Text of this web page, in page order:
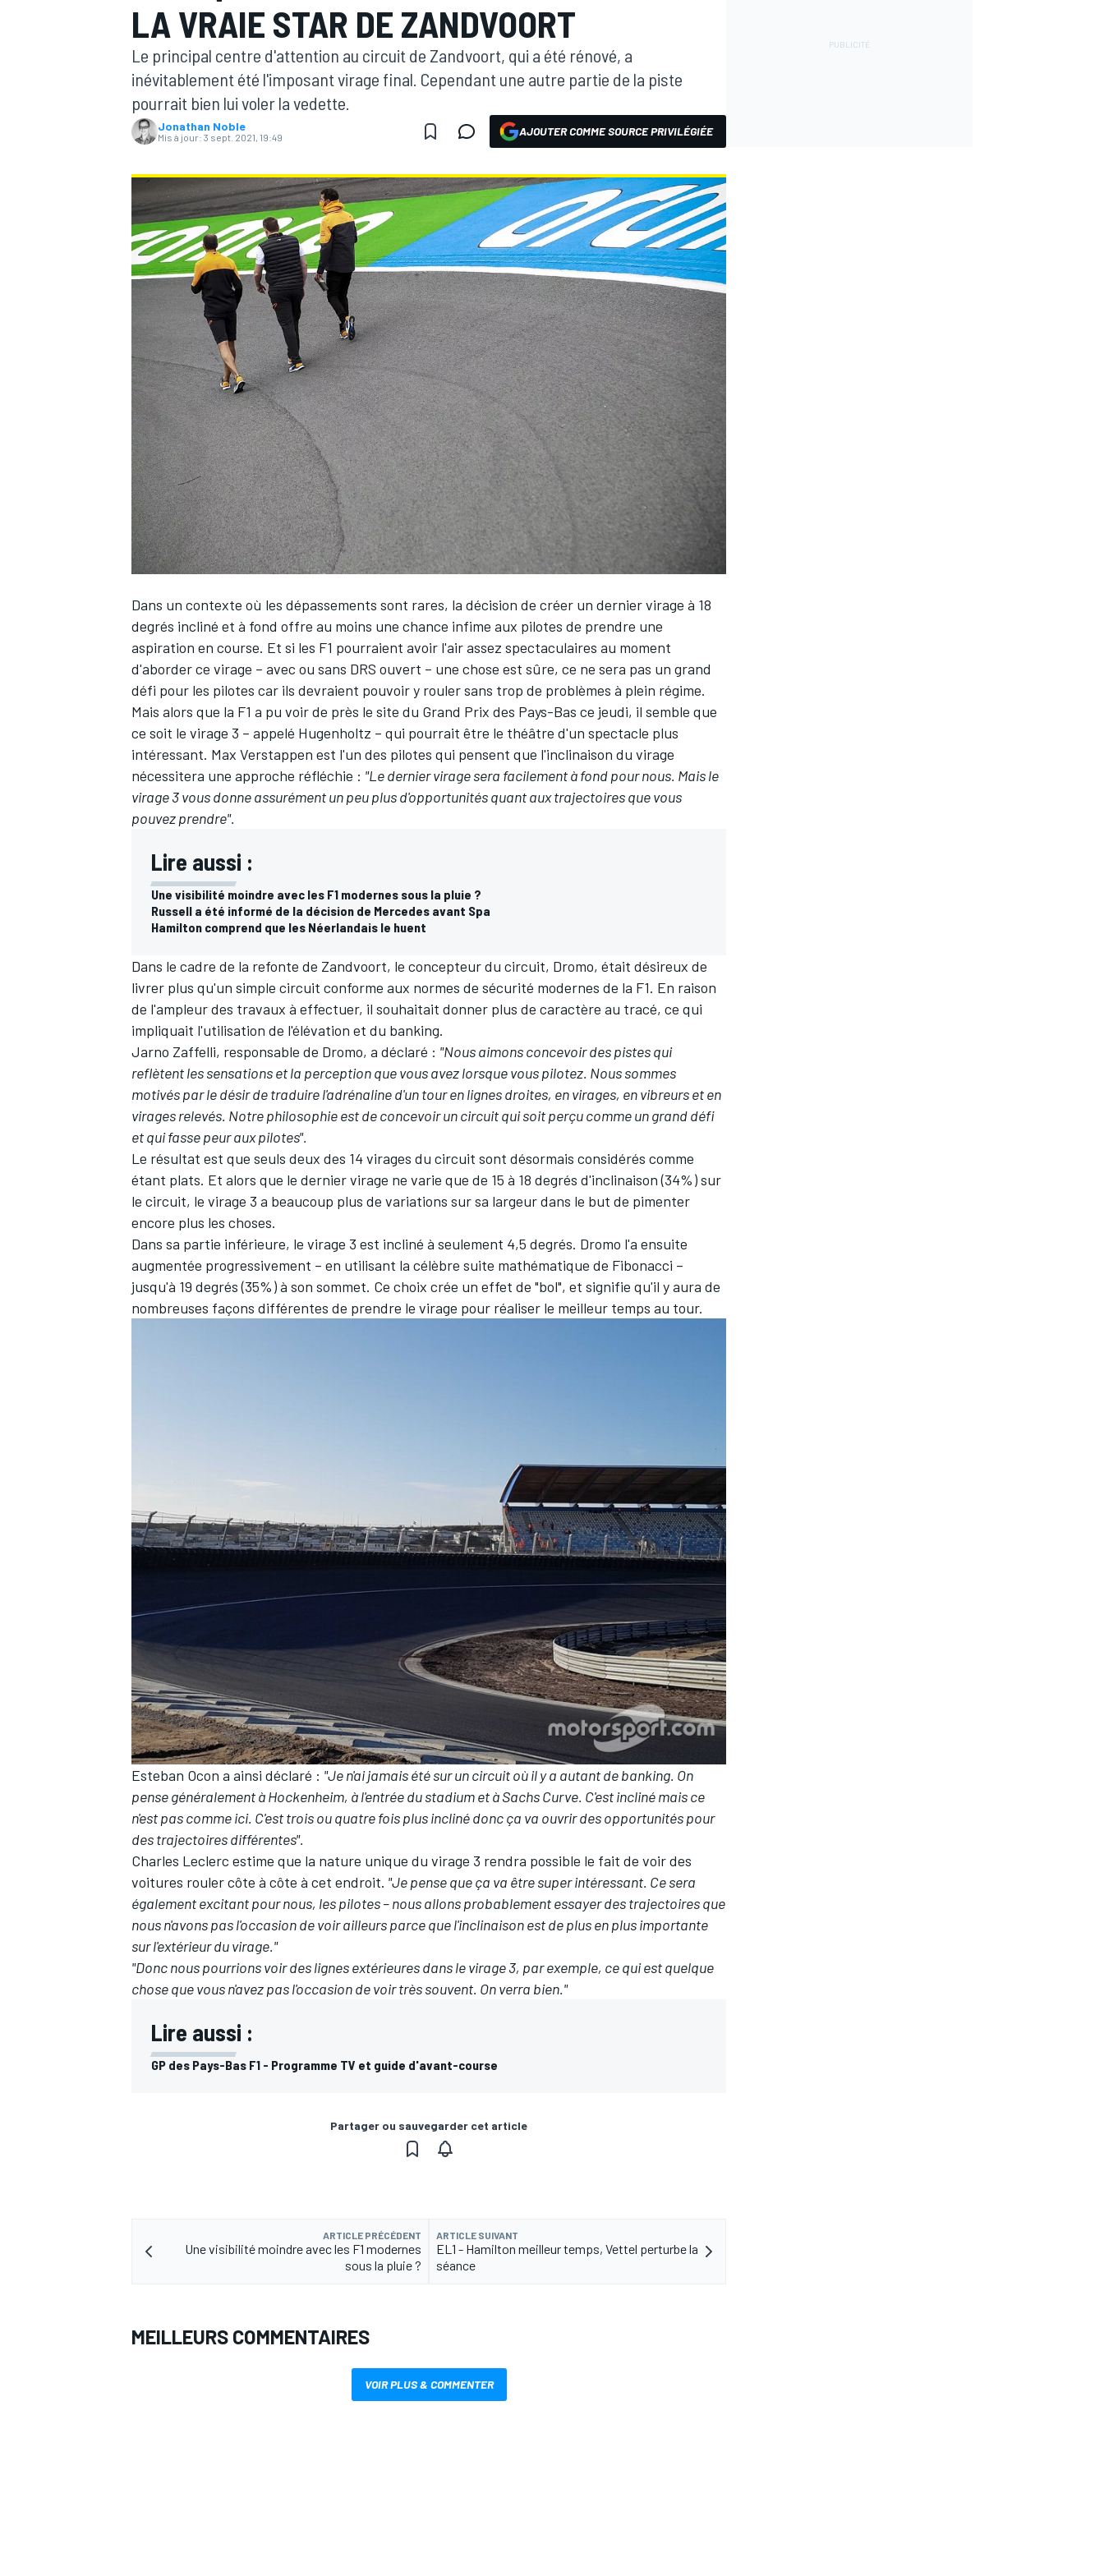
MOTOGP
WRC
WEC
LA VRAIE STAR DE ZANDVOORT
Le principal centre d'attention au circuit de Zandvoort, qui a été rénové, a
inévitablement été l'imposant virage final. Cependant une autre partie de la piste
pourrait bien lui voler la vedette.
Jonathan Noble
Mis à jour: 3 sept. 2021, 19:49 AJOUTER COMME SOURCE PRIVILÉGIÉE
Dans un contexte où les dépassements sont rares, la décision de créer un dernier virage à 18
degrés incliné et à fond offre au moins une chance infime aux pilotes de prendre une
aspiration en course. Et si les F1 pourraient avoir l'air assez spectaculaires au moment
d'aborder ce virage – avec ou sans DRS ouvert – une chose est sûre, ce ne sera pas un grand
défi pour les pilotes car ils devraient pouvoir y rouler sans trop de problèmes à plein régime.
Mais alors que la F1 a pu voir de près le site du Grand Prix des Pays-Bas ce jeudi, il semble que
ce soit le virage 3 – appelé Hugenholtz – qui pourrait être le théâtre d'un spectacle plus
intéressant. Max Verstappen est l'un des pilotes qui pensent que l'inclinaison du virage
nécessitera une approche réfléchie : "Le dernier virage sera facilement à fond pour nous. Mais le
virage 3 vous donne assurément un peu plus d'opportunités quant aux trajectoires que vous
pouvez prendre".
Lire aussi :
Une visibilité moindre avec les F1 modernes sous la pluie ?
Russell a été informé de la décision de Mercedes avant Spa
Hamilton comprend que les Néerlandais le huent
Dans le cadre de la refonte de Zandvoort, le concepteur du circuit, Dromo, était désireux de
livrer plus qu'un simple circuit conforme aux normes de sécurité modernes de la F1. En raison
de l'ampleur des travaux à effectuer, il souhaitait donner plus de caractère au tracé, ce qui
impliquait l'utilisation de l'élévation et du banking.
Jarno Zaffelli, responsable de Dromo, a déclaré : "Nous aimons concevoir des pistes qui
reflètent les sensations et la perception que vous avez lorsque vous pilotez. Nous sommes
motivés par le désir de traduire l'adrénaline d'un tour en lignes droites, en virages, en vibreurs et en
virages relevés. Notre philosophie est de concevoir un circuit qui soit perçu comme un grand défi
et qui fasse peur aux pilotes".
Le résultat est que seuls deux des 14 virages du circuit sont désormais considérés comme
étant plats. Et alors que le dernier virage ne varie que de 15 à 18 degrés d'inclinaison (34%) sur
le circuit, le virage 3 a beaucoup plus de variations sur sa largeur dans le but de pimenter
encore plus les choses.
Dans sa partie inférieure, le virage 3 est incliné à seulement 4,5 degrés. Dromo l'a ensuite
augmentée progressivement – en utilisant la célèbre suite mathématique de Fibonacci –
jusqu'à 19 degrés (35%) à son sommet. Ce choix crée un effet de "bol", et signifie qu'il y aura de
nombreuses façons différentes de prendre le virage pour réaliser le meilleur temps au tour.
Esteban Ocon a ainsi déclaré : "Je n'ai jamais été sur un circuit où il y a autant de banking. On
pense généralement à Hockenheim, à l'entrée du stadium et à Sachs Curve. C'est incliné mais ce
n'est pas comme ici. C'est trois ou quatre fois plus incliné donc ça va ouvrir des opportunités pour
des trajectoires différentes".
Charles Leclerc estime que la nature unique du virage 3 rendra possible le fait de voir des
voitures rouler côte à côte à cet endroit. "Je pense que ça va être super intéressant. Ce sera
également excitant pour nous, les pilotes – nous allons probablement essayer des trajectoires que
nous n'avons pas l'occasion de voir ailleurs parce que l'inclinaison est de plus en plus importante
sur l'extérieur du virage."
"Donc nous pourrions voir des lignes extérieures dans le virage 3, par exemple, ce qui est quelque
chose que vous n'avez pas l'occasion de voir très souvent. On verra bien."
Lire aussi :
GP des Pays-Bas F1 - Programme TV et guide d'avant-course
Partager ou sauvegarder cet article
ARTICLE PRÉCÉDENT
Une visibilité moindre avec les F1 modernes
sous la pluie ?
ARTICLE SUIVANT
EL1 - Hamilton meilleur temps, Vettel perturbe la
séance
MEILLEURS COMMENTAIRES
VOIR PLUS & COMMENTER